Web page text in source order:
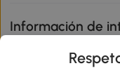
Información de